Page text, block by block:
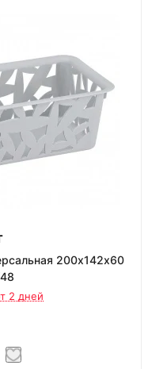
200х142х60
2 дней